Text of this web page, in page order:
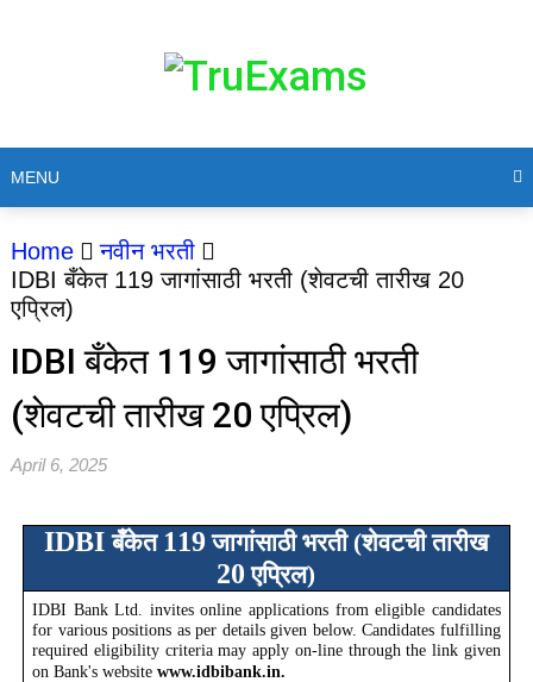
MENU
Home
नवीन भरती
IDBI बँकेत 119 जागांसाठी भरती (शेवटची तारीख 20
एप्रिल)
IDBI बँकेत 119 जागांसाठी भरती
(शेवटची तारीख 20 एप्रिल)
April 6, 2025
IDBIबँकेत 119जागांसाठी भरती (शेवटची तारीख
20 एप्रिल)
IDBI Bank Ltd. invites online applications from eligible candidates
for various positions as per details given below. Candidates fulfilling
required eligibility criteria may apply on-line through the link given
on Bank's websitewww.idbibank.in.